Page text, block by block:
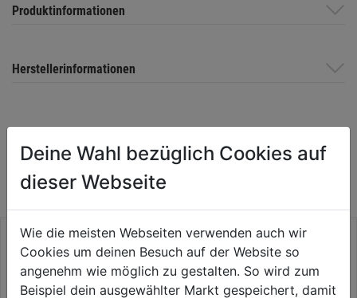
Produktinformationen
Herstellerinformationen
WEITERE PRODUKTE AUS DIESER
KATEGORIE
Deine Wahl bezüglich Cookies auf
dieser Webseite
Wie die meisten Webseiten verwenden auch wir
Cookies um deinen Besuch auf der Website so
angenehm wie möglich zu gestalten. So wird zum
Beispiel dein ausgewählter Markt gespeichert, damit